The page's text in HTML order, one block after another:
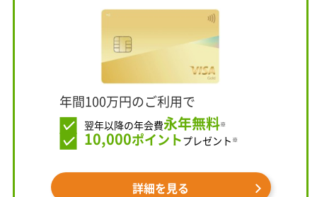
年間100万円のご利用で
翌年以降の年会費永年無料※
10,000ポイントプレゼント ※
詳細を見る